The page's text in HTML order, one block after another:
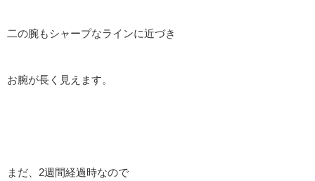
二の腕もシャープなラインに近づき
お腕が長く見えます。
まだ、2週間経過時なので